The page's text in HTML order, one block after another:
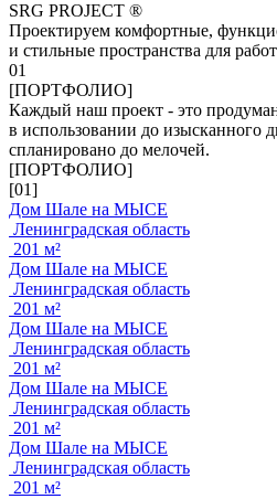
SRG PROJECT ®
Проектируем комфортные,
и стильные пространства для
01
[ПОРТФОЛИО]
Каждый наш проект - это
в использовании до изысканного
спланировано до мелочей.
[ПОРТФОЛИО]
[01]
Дом Шале на МЫСЕ
Ленинградская область
201 м²
Дом Шале на МЫСЕ
Ленинградская область
201 м²
Дом Шале на МЫСЕ
Ленинградская область
201 м²
Дом Шале на МЫСЕ
Ленинградская область
201 м²
Дом Шале на МЫСЕ
Ленинградская область
201 м²